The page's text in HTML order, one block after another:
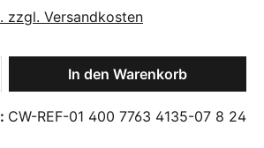
zzgl. Versandkosten
Gib den gewünschten
In den Warenkorb
CW-REF-01 400 7763 4135-07 8 24